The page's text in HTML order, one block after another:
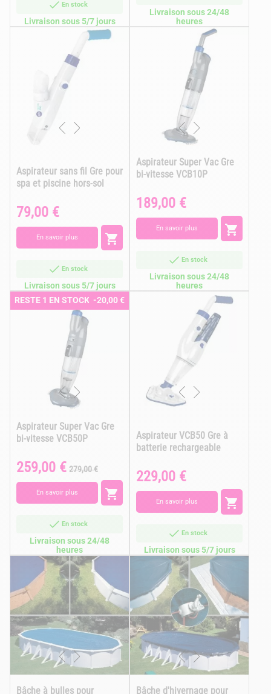
En stock
Livraison sous 5/7 jours
Livraison sous 24/48
heures
Aspirateur sans fil Gre pour
spa et piscine hors-sol
Prix
79,00 €
En savoir plus 
En stock
Livraison sous 5/7 jours
Aspirateur Super Vac Gre
bi-vitesse VCB10P
Prix
189,00 €
En savoir plus 
En stock
Livraison sous 24/48
heures
RESTE 1 EN STOCK -20,00 €
Aspirateur Super Vac Gre
bi-vitesse VCB50P
Prix
259,00 € Prix
base
279,00 €
En savoir plus 
En stock
Livraison sous 24/48
heures
Aspirateur VCB50 Gre à
batterie rechargeable
Prix
229,00 €
En savoir plus 
En stock
Livraison sous 5/7 jours
Bâche à bulles pour
Bâche d'hivernage pour